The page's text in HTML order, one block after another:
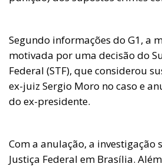
Segundo informações do G1, a
motivada por uma decisão do
Federal (STF), que considerou
ex-juiz Sergio Moro no caso e
do ex-presidente.
Com a anulação, a investigação
Justiça Federal em Brasília.